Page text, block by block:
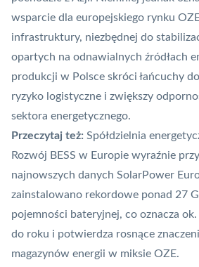
wsparcie dla europejskiego rynku
infrastruktury, niezbędnej do
opartych na odnawialnych źródłach
produkcji w Polsce skróci łańcuchy
ryzyko logistyczne i zwiększy
sektora energetycznego.
Przeczytaj też: Spółdzielnia
Rozwój BESS w Europie wyraźnie
najnowszych danych SolarPower
zainstalowano rekordowe ponad 27
pojemności bateryjnej, co oznacza
do roku i potwierdza rosnące
magazynów energii w miksie OZE.